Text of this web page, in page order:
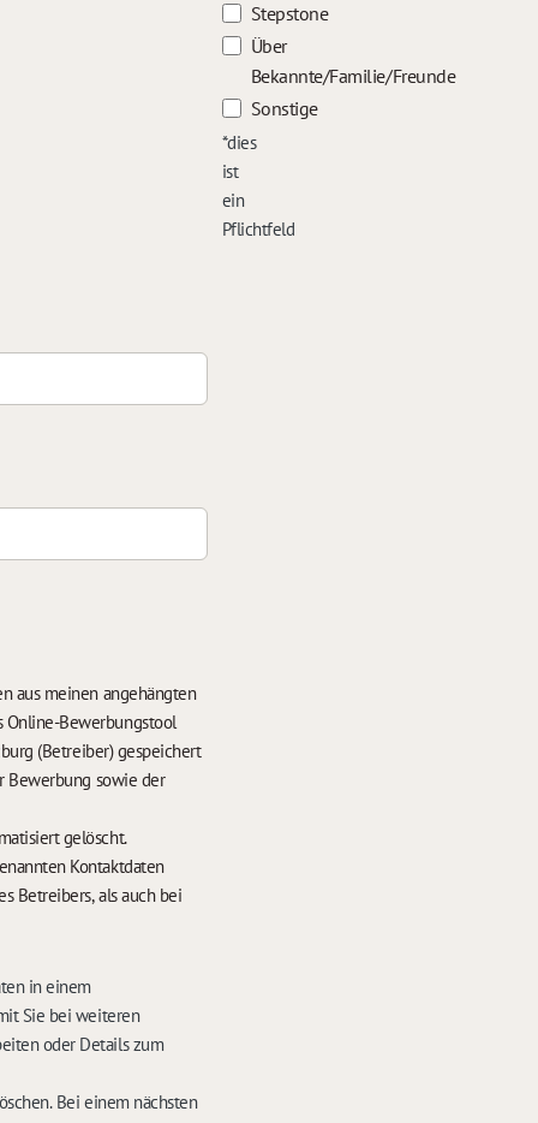
Stepstone
Über
Bekannte/Familie/Freunde
Sonstige
*dies
ist
ein
Pflichtfeld
aus meinen angehängten
Online-Bewerbungstool
(Betreiber) gespeichert
Bewerbung sowie der
werden meine Daten nach 6 Monaten automatisiert gelöscht.
Kontaktdaten
Betreibers, als auch bei
in einem
Sie bei weiteren
oder Details zum
Bei einem nächsten